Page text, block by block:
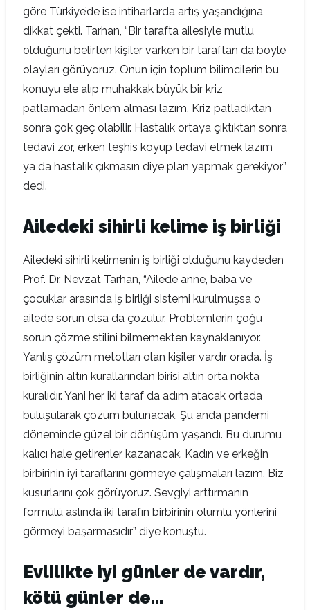
göre Türkiye’de ise intiharlarda artış yaşandığına
dikkat çekti. Tarhan, “Bir tarafta ailesiyle mutlu
olduğunu belirten kişiler varken bir taraftan da böyle
olayları görüyoruz. Onun için toplum bilimcilerin bu
konuyu ele alıp muhakkak büyük bir kriz
patlamadan önlem alması lazım. Kriz patladıktan
sonra çok geç olabilir. Hastalık ortaya çıktıktan sonra
tedavi zor, erken teşhis koyup tedavi etmek lazım
ya da hastalık çıkmasın diye plan yapmak gerekiyor”
dedi.
Ailedeki sihirli kelime iş birliği
Ailedeki sihirli kelimenin iş birliği olduğunu kaydeden
Prof. Dr. Nevzat Tarhan, “Ailede anne, baba ve
çocuklar arasında iş birliği sistemi kurulmuşsa o
ailede sorun olsa da çözülür. Problemlerin çoğu
sorun çözme stilini bilmemekten kaynaklanıyor.
Yanlış çözüm metotları olan kişiler vardır orada. İş
birliğinin altın kurallarından birisi altın orta nokta
kuralıdır. Yani her iki taraf da adım atacak ortada
buluşularak çözüm bulunacak. Şu anda pandemi
döneminde güzel bir dönüşüm yaşandı. Bu durumu
kalıcı hale getirenler kazanacak. Kadın ve erkeğin
birbirinin iyi taraflarını görmeye çalışmaları lazım. Biz
kusurlarını çok görüyoruz. Sevgiyi arttırmanın
formülü aslında iki tarafın birbirinin olumlu yönlerini
görmeyi başarmasıdır” diye konuştu.
Evlilikte iyi günler de vardır,
kötü günler de…